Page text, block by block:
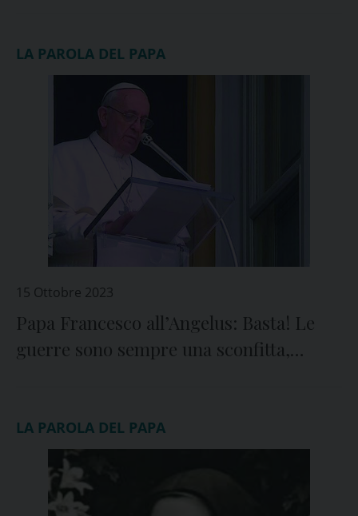
LA PAROLA DEL PAPA
15 Ottobre 2023
Papa Francesco all’Angelus: Basta! Le
guerre sono sempre una sconfitta,
LA PAROLA DEL PAPA